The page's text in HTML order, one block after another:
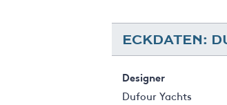
ECKDATEN:
Designer
Dufour Yachts